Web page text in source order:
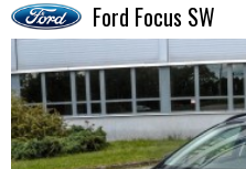
Ford Focus SW